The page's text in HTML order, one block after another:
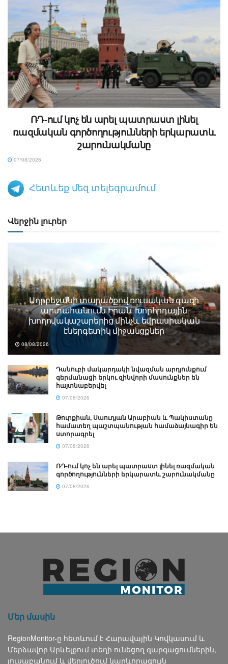
ՌԴ-ում կոչ են արել պատրաստ լինել
ռազմական գործողությունների երկարատև
շարունակմանը
07/08/2026
Հետևեք մեզ տելեգրամում
Վերջին լուրեր
Ադրբեջանի տարածքով ռուսական գազի
արտահանումն Իրան. Խորհրդային
խողովակաշարերից մինչև եվրասիական
էներգետիկ միջանցքներ
08/08/2026
Դանուբի մակարդակի նվազման արդյունքում
գերմանացի երկու զինվորի մասունքներ են
հայտնաբերվել
07/08/2026
Թուրքիան, Սաուդյան Արաբիան և Պակիստանը
համատեղ պաշտպանության համաձայնագիր են
ստորագրել
07/08/2026
ՌԴ-ում կոչ են արել պատրաստ լինել ռազմական
գործողությունների երկարատև շարունակմանը
07/08/2026
Մեր մասին
RegionMonitor-ը հետևում է Հարավային Կովկասում և
Մերձավոր Արևելքում տեղի ունեցող զարգացումներին,
լուսաբանում և վերլուծում կարևորագույն